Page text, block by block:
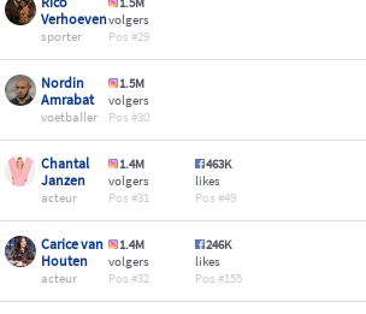
Verhoeven
sporter
volgers
29
Nordin
Amrabat
voetballer
1.5M
volgers
30
Chantal
Janzen
acteur
1.4M
volgers
31
463K
likes
49
Carice van
Houten
acteur
1.4M
volgers
32
246K
likes
155